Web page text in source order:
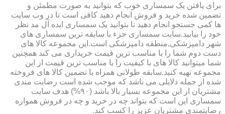
برای یافتن یک سمساری خوب که بتوانید به صورت مطمئن و
تضمین شده خرید و فروش انجام دهید کافی است تا در وب سایت
ها کمی جستجو انجام دهید تا بتوانید یک سمساری ایده آل مد نظر
خود را بیابید.سایت سمساری جزء با سابقه ترین سمساری های
شهر دامپزشکی,منطقه دامپزشکی است.این مجموعه کالا های
دست دوم شما را با مناسب ترین قیمت خریداری می کند همچنین
شما میتوانید کالا های با کیفیت را با مناسب ترین قیمت از این
مجموعه تهیه کنید.سابقه طولانی همراه با تضمین کالا های فروخته
شده از جمله دلایلی می باشد که موجب شده است رضایت مندی
مشتریان از این مجموعه بسیار بالا باشد (۹۰%) هدف سایت
سمساری این است که بتواند چه در خرید و چه در فروش همواره
رضایتمندی مشتریان عزیز را کسب کند.